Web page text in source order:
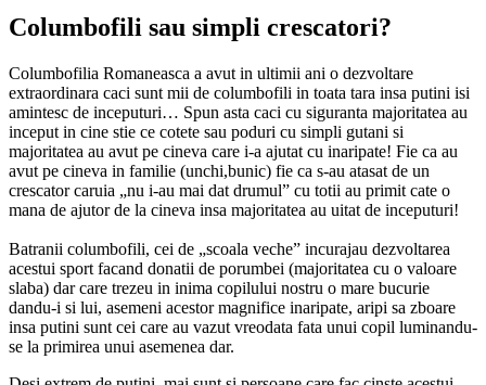
Columbofili sau simpli crescatori?
Columbofilia Romaneasca a avut in ultimii ani o dezvoltare
extraordinara caci sunt mii de columbofili in toata tara insa putini isi
amintesc de inceputuri… Spun asta caci cu siguranta majoritatea au
inceput in cine stie ce cotete sau poduri cu simpli gutani si
majoritatea au avut pe cineva care i-a ajutat cu inaripate! Fie ca au
avut pe cineva in familie (unchi,bunic) fie ca s-au atasat de un
crescator caruia „nu i-au mai dat drumul” cu totii au primit cate o
mana de ajutor de la cineva insa majoritatea au uitat de inceputuri!
Batranii columbofili, cei de „scoala veche” incurajau dezvoltarea
acestui sport facand donatii de porumbei (majoritatea cu o valoare
slaba) dar care trezeu in inima copilului nostru o mare bucurie
dandu-i si lui, asemeni acestor magnifice inaripate, aripi sa zboare
insa putini sunt cei care au vazut vreodata fata unui copil luminandu-
se la primirea unui asemenea dar.